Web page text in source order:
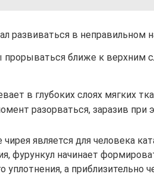
развиваться в неправильном
прорываться ближе к верхним
в глубоких слоях мягких
разорваться, заразив при
является для человека
фурункул начинает
уплотнения, а приблизительно